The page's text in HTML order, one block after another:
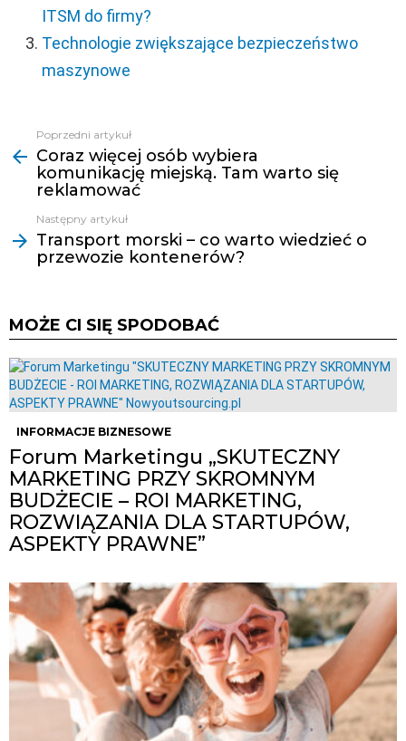
ITSM do firmy?
Technologie zwiększające bezpieczeństwo
maszynowe
Zobacz
więcej
Poprzedni artykuł
Coraz więcej osób wybiera
komunikację miejską. Tam warto się
reklamować
Następny artykuł
Transport morski – co warto wiedzieć o
przewozie kontenerów?
MOŻE CI SIĘ SPODOBAĆ
INFORMACJE BIZNESOWE
Forum Marketingu „SKUTECZNY
MARKETING PRZY SKROMNYM
BUDŻECIE – ROI MARKETING,
ROZWIĄZANIA DLA STARTUPÓW,
ASPEKTY PRAWNE”